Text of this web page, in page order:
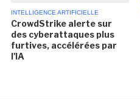
INTELLIGENCE ARTIFICIELLE
CrowdStrike alerte sur
des cyberattaques plus
furtives, accélérées par
l'IA